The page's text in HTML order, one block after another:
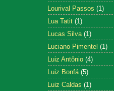
Lourival Passos (1)
Lua Tatit (1)
Lucas Silva (1)
Luciano Pimentel (1)
Luiz Antônio (4)
Luiz Bonfá (5)
Luiz Caldas (1)